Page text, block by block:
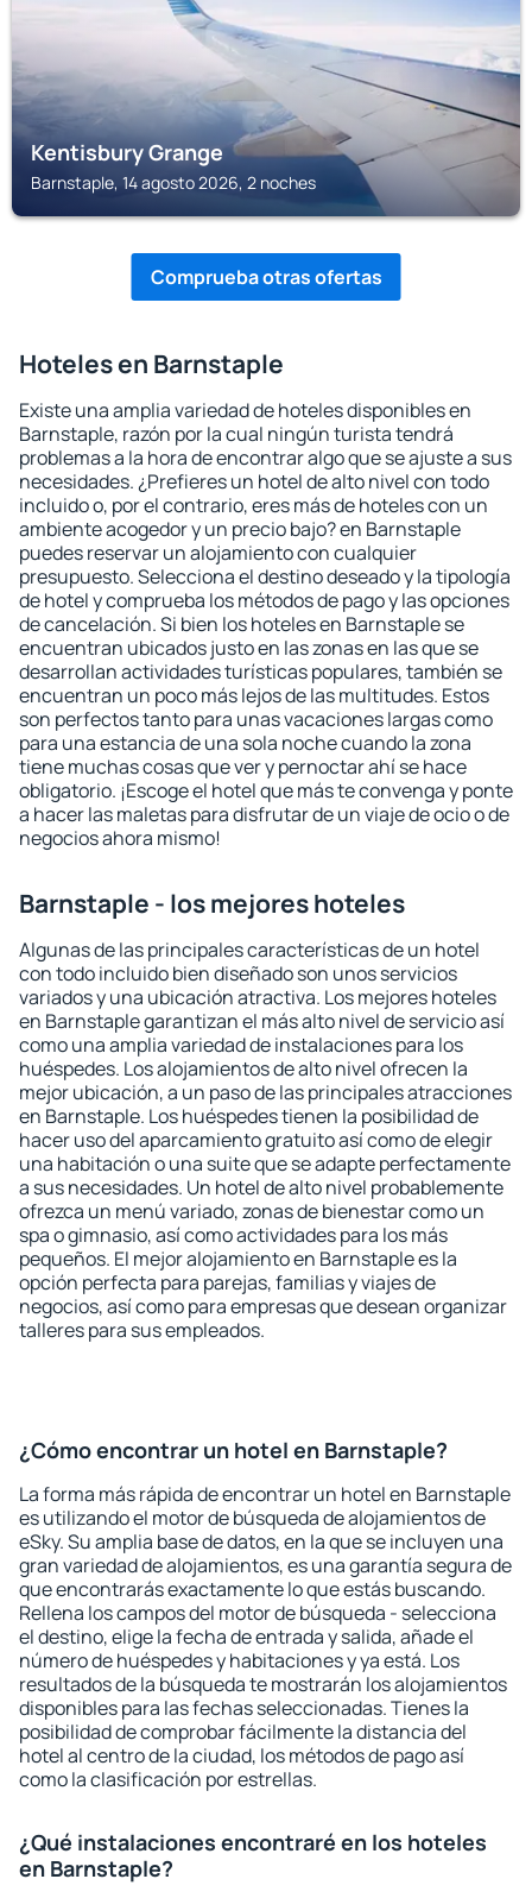
Kentisbury Grange
Barnstaple, 14 agosto 2026, 2 noches
Comprueba otras ofertas
Hoteles en Barnstaple
Existe una amplia variedad de hoteles disponibles en
Barnstaple, razón por la cual ningún turista tendrá
problemas a la hora de encontrar algo que se ajuste a sus
necesidades. ¿Prefieres un hotel de alto nivel con todo
incluido o, por el contrario, eres más de hoteles con un
ambiente acogedor y un precio bajo? en Barnstaple
puedes reservar un alojamiento con cualquier
presupuesto. Selecciona el destino deseado y la tipología
de hotel y comprueba los métodos de pago y las opciones
de cancelación. Si bien los hoteles en Barnstaple se
encuentran ubicados justo en las zonas en las que se
desarrollan actividades turísticas populares, también se
encuentran un poco más lejos de las multitudes. Estos
son perfectos tanto para unas vacaciones largas como
para una estancia de una sola noche cuando la zona
tiene muchas cosas que ver y pernoctar ahí se hace
obligatorio. ¡Escoge el hotel que más te convenga y ponte
a hacer las maletas para disfrutar de un viaje de ocio o de
negocios ahora mismo!
Barnstaple - los mejores hoteles
Algunas de las principales características de un hotel
con todo incluido bien diseñado son unos servicios
variados y una ubicación atractiva. Los mejores hoteles
en Barnstaple garantizan el más alto nivel de servicio así
como una amplia variedad de instalaciones para los
huéspedes. Los alojamientos de alto nivel ofrecen la
mejor ubicación, a un paso de las principales atracciones
en Barnstaple. Los huéspedes tienen la posibilidad de
hacer uso del aparcamiento gratuito así como de elegir
una habitación o una suite que se adapte perfectamente
a sus necesidades. Un hotel de alto nivel probablemente
ofrezca un menú variado, zonas de bienestar como un
spa o gimnasio, así como actividades para los más
pequeños. El mejor alojamiento en Barnstaple es la
opción perfecta para parejas, familias y viajes de
negocios, así como para empresas que desean organizar
talleres para sus empleados.
¿Cómo encontrar un hotel en Barnstaple?
La forma más rápida de encontrar un hotel en Barnstaple
es utilizando el motor de búsqueda de alojamientos de
eSky. Su amplia base de datos, en la que se incluyen una
gran variedad de alojamientos, es una garantía segura de
que encontrarás exactamente lo que estás buscando.
Rellena los campos del motor de búsqueda - selecciona
el destino, elige la fecha de entrada y salida, añade el
número de huéspedes y habitaciones y ya está. Los
resultados de la búsqueda te mostrarán los alojamientos
disponibles para las fechas seleccionadas. Tienes la
posibilidad de comprobar fácilmente la distancia del
hotel al centro de la ciudad, los métodos de pago así
como la clasificación por estrellas.
¿Qué instalaciones encontraré en los hoteles
en Barnstaple?